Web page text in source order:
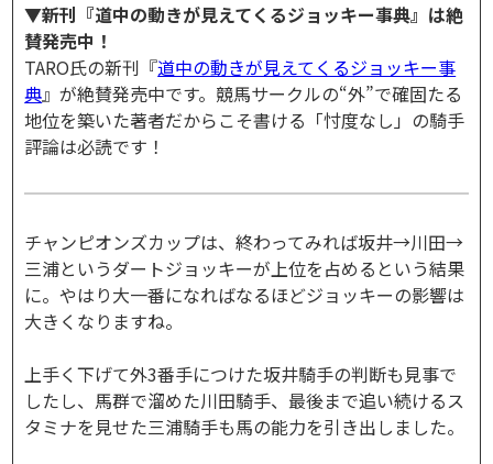
▼新刊『道中の動きが見えてくるジョッキー事典』は絶
賛発売中！
TARO氏の新刊『道中の動きが見えてくるジョッキー事
典』が絶賛発売中です。競馬サークルの“外”で確固たる
地位を築いた著者だからこそ書ける「忖度なし」の騎手
評論は必読です！
チャンピオンズカップは、終わってみれば坂井→川田→
三浦というダートジョッキーが上位を占めるという結果
に。やはり大一番になればなるほどジョッキーの影響は
大きくなりますね。
上手く下げて外3番手につけた坂井騎手の判断も見事で
したし、馬群で溜めた川田騎手、最後まで追い続けるス
タミナを見せた三浦騎手も馬の能力を引き出しました。